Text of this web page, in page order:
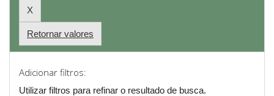
Retornar valores
Adicionar filtros:
Utilizar filtros para refinar o resultado de busca.